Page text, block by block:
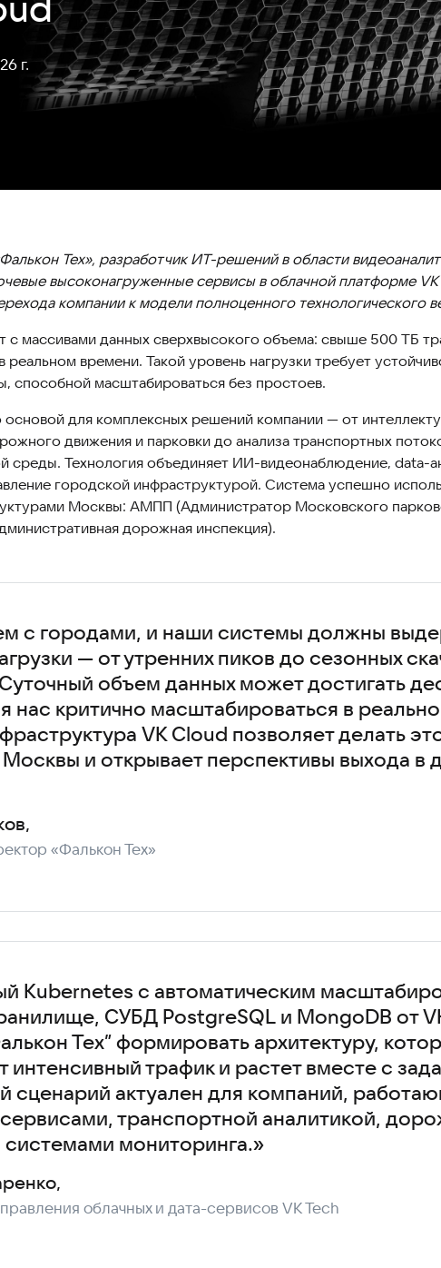
г.
Тех», разработчик ИТ-решений в области
высоконагруженные сервисы в облачной платформе
компании к модели полноценного технологического
с массивами данных сверхвысокого объема: свыше 500 ТБ
времени. Такой уровень нагрузки требует
способной масштабироваться без простоев.
для комплексных решений компании — от
движения и парковки до анализа транспортных
среды. Технология объединяет ИИ-видеонаблюдение, data-
городской инфраструктурой. Система успешно
Москвы: АМПП (Администратор Московского
дорожная инспекция).
с городами, и наши системы должны
— от утренних пиков до сезонных
объем данных может достигать
нас критично масштабироваться в
VK Cloud позволяет делать
и открывает перспективы выхода в
«Фалькон Тех»
Kubernetes с автоматическим
СУБД PostgreSQL и MongoDB от
Тех” формировать архитектуру,
интенсивный трафик и растет вместе с
сценарий актуален для компаний,
транспортной аналитикой,
мониторинга.»
облачных и дата-сервисов VK Tech